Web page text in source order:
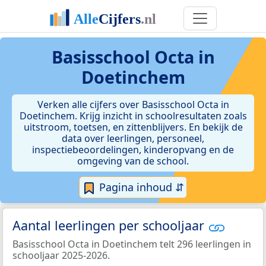
Basisschool Octa in
Doetinchem
Verken alle cijfers over Basisschool Octa in
Doetinchem. Krijg inzicht in schoolresultaten zoals
uitstroom, toetsen, en zittenblijvers. En bekijk de
data over leerlingen, personeel,
inspectiebeoordelingen, kinderopvang en de
omgeving van de school.
Pagina inhoud ⇵
Aantal leerlingen per schooljaar
Basisschool Octa in Doetinchem telt 296 leerlingen in
schooljaar 2025-2026.